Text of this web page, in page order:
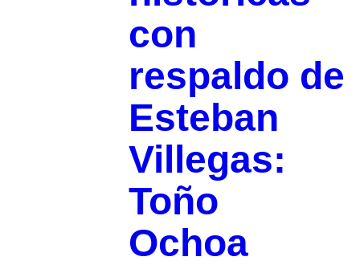
con
respaldo de
Esteban
Villegas:
Toño
Ochoa